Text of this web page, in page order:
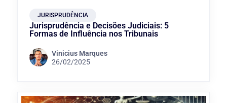
JURISPRUDÊNCIA
Jurisprudência e Decisões Judiciais: 5
Formas de Influência nos Tribunais
Vinicius Marques
26/02/2025